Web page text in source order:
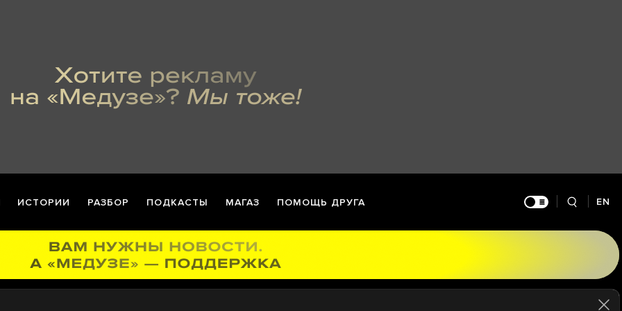
ИСТОРИИ РАЗБОР ПОДКАСТЫ МАГАЗ ПОМОЩЬ ДРУГА EN